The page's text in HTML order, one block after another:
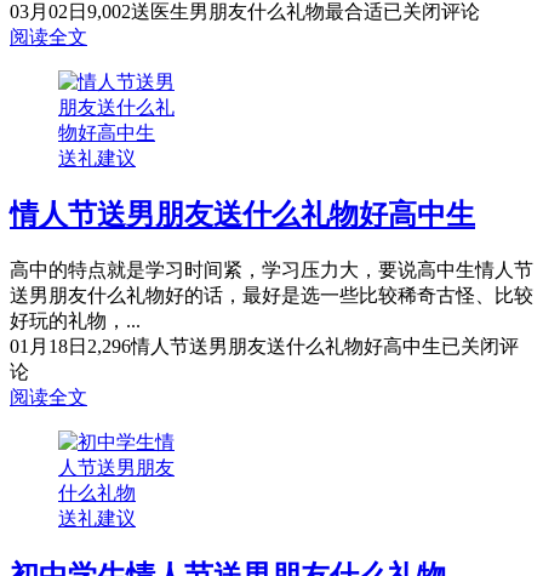
03月02日 9,002送医生男朋友什么礼物最合适已关闭评论
阅读全文
送礼建议
情人节送男朋友送什么礼物好高中生
高中的特点就是学习时间紧，学习压力大，要说高中生情人节
送男朋友什么礼物好的话，最好是选一些比较稀奇古怪、比较
好玩的礼物，...
01月18日 2,296情人节送男朋友送什么礼物好高中生已关闭评
论
阅读全文
送礼建议